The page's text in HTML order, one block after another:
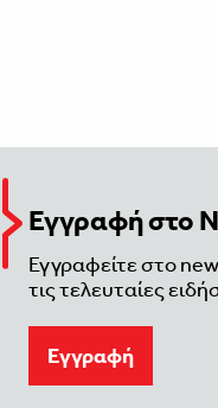
Εγγραφή στο
Εγγραφείτε στο
τις τελευταίες
Eγγραφή